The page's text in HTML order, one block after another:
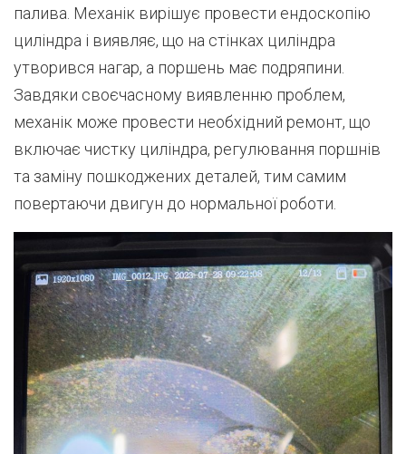
палива. Механік вирішує провести ендоскопію
циліндра і виявляє, що на стінках циліндра
утворився нагар, а поршень має подряпини.
Завдяки своєчасному виявленню проблем,
механік може провести необхідний ремонт, що
включає чистку циліндра, регулювання поршнів
та заміну пошкоджених деталей, тим самим
повертаючи двигун до нормальної роботи.